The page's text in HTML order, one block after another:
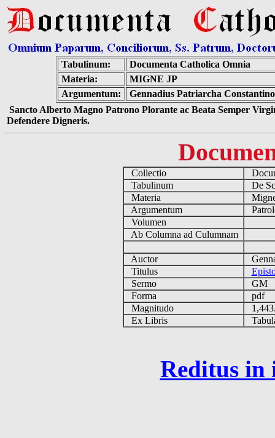
Tabulinum:
Documenta Catholica Omnia
Materia:
MIGNE JP
Argumentum:
Gennadius Patriarcha
Sancto Alberto Magno Patrono Plorante ac Beata Semper
Defendere Digneris.
Collectio
Tabulinum
De
Materia
Argumentum
Volumen
Ab Columna ad Culumnam
Auctor
Titulus
Sermo
GM
Forma
pdf
Magnitudo
Ex Libris
Reditus in